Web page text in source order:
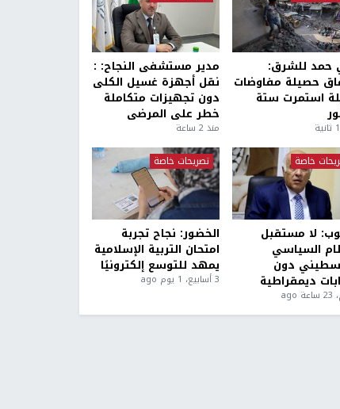
حمد للشرق:
حصيلة مفاوضات
استمرت ستة
مدير مستشفى النجاح: :
نقل أجهزة غسيل الكلى
دون تجهيزات متكاملة
خطر على المرضى
منذ 2 ساعة
خاصة
لا مستقبل
السياسي
دون
ديمقراطية
تصريحات خاصة
الخضور: نجاح تجربة
امتحان التربية الإسلامية
يمهد للتوسع إلكترونيًا
3 أسابيع، 1 يوم ago